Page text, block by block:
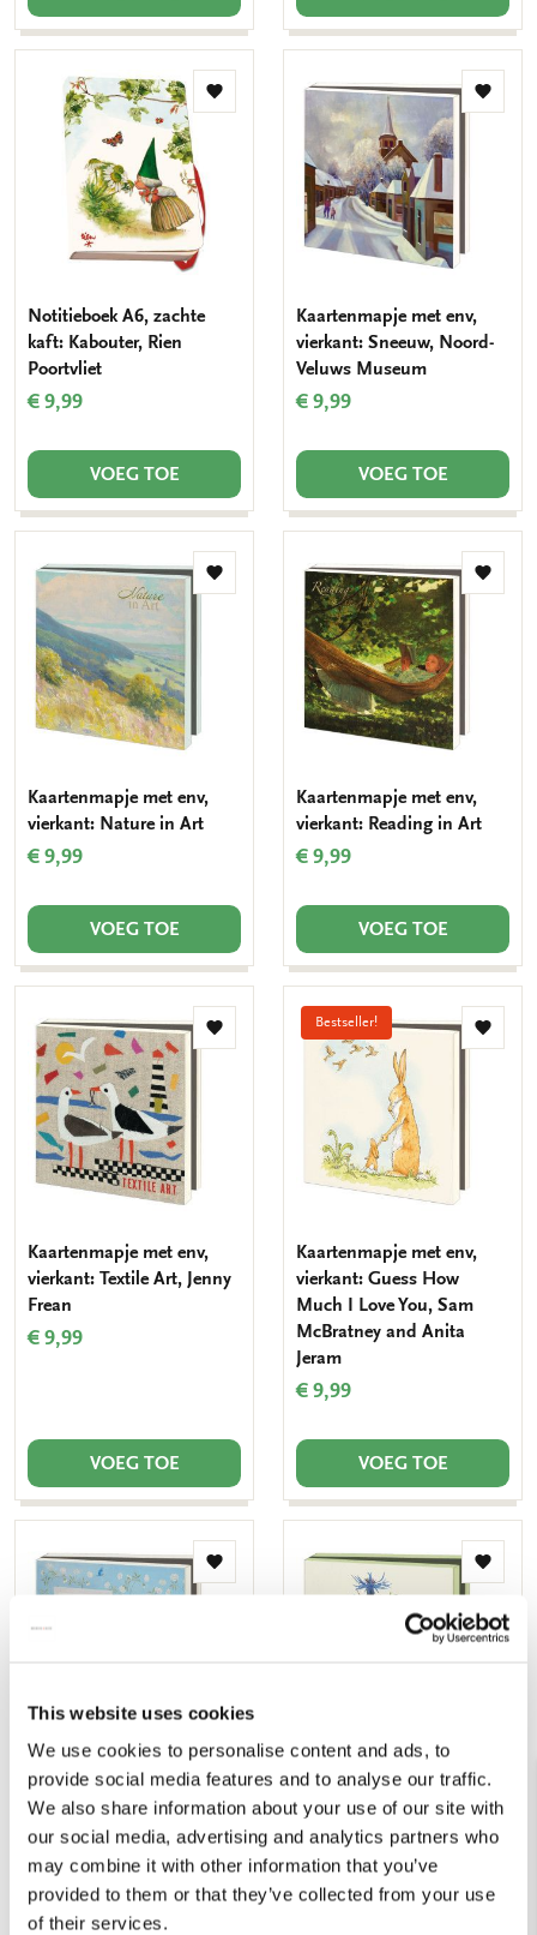
This website uses cookies
We use cookies to personalise content and ads, to
provide social media features and to analyse our traffic.
We also share information about your use of our site with
our social media, advertising and analytics partners who
may combine it with other information that you’ve
provided to them or that they’ve collected from your use
of their services.
Toevoegen
Notitieboek A6, zachte
kaft: Kabouter, Rien
Poortvliet
€ 9,99
VOEG TOE
Kaartenmapje met env,
vierkant: Sneeuw, Noord-
Veluws Museum
€ 9,99
VOEG TOE
Toevoegen
Kaartenmapje met env,
vierkant: Nature in Art
€ 9,99
VOEG TOE
Kaartenmapje met env,
vierkant: Reading in Art
€ 9,99
VOEG TOE
Toevoegen
Kaartenmapje met env,
vierkant: Textile Art, Jenny
Frean
€ 9,99
VOEG TOE
Bestseller!
Kaartenmapje met env,
vierkant: Guess How
Much I Love You, Sam
McBratney and Anita
Jeram
€ 9,99
VOEG TOE
Toevoegen
Kaartenmapje met env,
vierkant: Beautiful Birds,
Rebecca Campbell
€ 9,99
Kaartenmapje met env,
vierkant: Field Bouquets,
Ine Heesterman
€ 9,99